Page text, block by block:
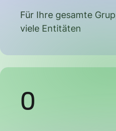
Für Ihre gesamte
viele Entitäten
0